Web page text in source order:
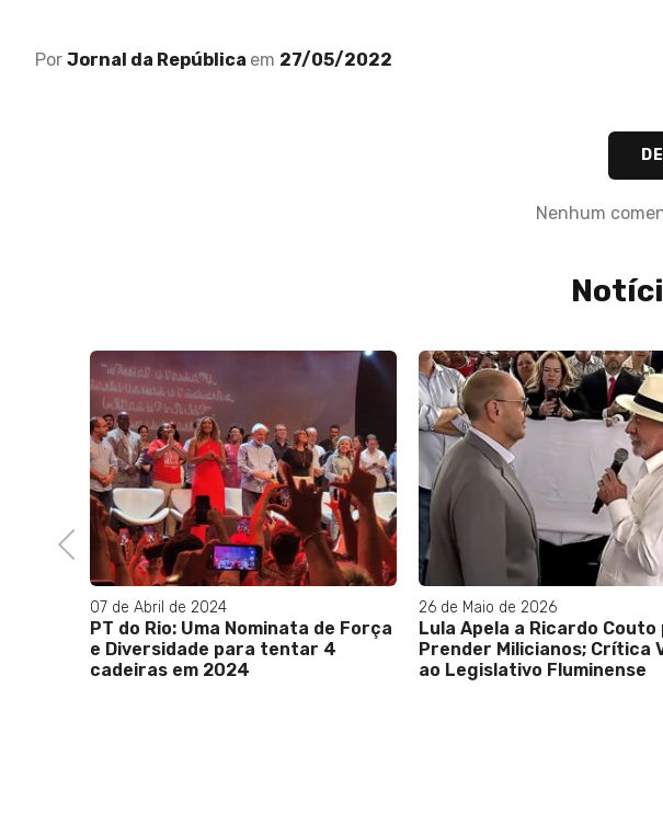
Por Jornal da República em 27/05/2022
Nenhum
Previous
07 de Abril de 2024
PT do Rio: Uma Nominata de Força
e Diversidade para tentar 4
cadeiras em 2024
26 de Maio de 2026
Lula Apela a Ricardo Couto
Prender Milicianos; Crítica
ao Legislativo Fluminense